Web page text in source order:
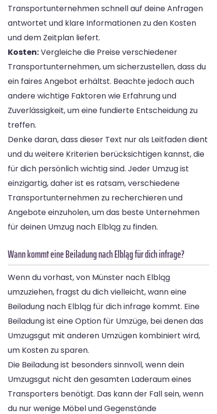
Transportunternehmen schnell auf deine Anfragen
antwortet und klare Informationen zu den Kosten
und dem Zeitplan liefert.
Kosten:Vergleiche die Preise verschiedener
Transportunternehmen, um sicherzustellen, dass du
ein faires Angebot erhältst. Beachte jedoch auch
andere wichtige Faktoren wie Erfahrung und
Zuverlässigkeit, um eine fundierte Entscheidung zu
treffen.
Denke daran, dass dieser Text nur als Leitfaden dient
und du weitere Kriterien berücksichtigen kannst, die
für dich persönlich wichtig sind. Jeder Umzug ist
einzigartig, daher ist es ratsam, verschiedene
Transportunternehmen zu recherchieren und
Angebote einzuholen, um das beste Unternehmen
für deinen Umzug nach Elbląg zu finden.
Wann kommt eine Beiladung nach Elbląg für dich infrage?
Wenn du vorhast, von Münster nach Elbląg
umzuziehen, fragst du dich vielleicht, wann eine
Beiladung nach Elbląg für dich infrage kommt. Eine
Beiladung ist eine Option für Umzüge, bei denen das
Umzugsgut mit anderen Umzügen kombiniert wird,
um Kosten zu sparen.
Die Beiladung ist besonders sinnvoll, wenn dein
Umzugsgut nicht den gesamten Laderaum eines
Transporters benötigt. Das kann der Fall sein, wenn
du nur wenige Möbel und Gegenstände